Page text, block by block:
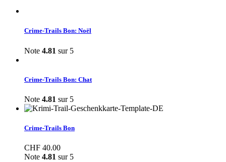
Crime-Trails Bon: Noël
Note 4.81 sur 5
Crime-Trails Bon: Chat
Note 4.81 sur 5
Crime-Trails Bon
CHF 40.00
Note 4.81 sur 5